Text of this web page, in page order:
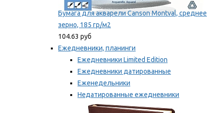
Бумага для акварели Canson Montval, среднее
зерно, 185 гр/м2
104.63 руб
Ежедневники, планинги
Ежедневники Limited Edition
Ежедневники датированные
Еженедельники
Недатированные ежедневники
Планинги